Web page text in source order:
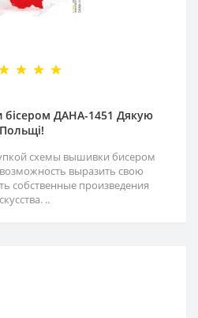
ДАНА-1451 Дякую
Польщі!
схемы вышивки бисером
выразить свою
собственные произведения
..